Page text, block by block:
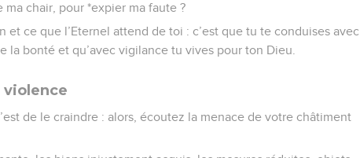
chair, pour *expier ma faute ?
et ce que l’Eternel attend de toi : c’est que tu te conduises avec
bonté et qu’avec vigilance tu vives pour ton Dieu.
violence
de le craindre : alors, écoutez la menace de votre châtiment